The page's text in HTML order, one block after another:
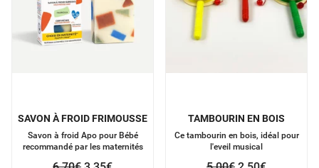
SAVON À FROID FRIMOUSSE
Savon à froid Apo pour Bébé
recommandé par les maternités
TAMBOURIN EN BOIS
Ce tambourin en bois, idéal pour
l'eveil musical